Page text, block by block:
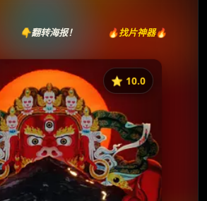
👇翻转海报！ 🔥找片神器🔥
⭐️ 10.0
《Everest Dark》
⭐
分：10.0 | 🎬 2025年
夸克网盘
百度网盘